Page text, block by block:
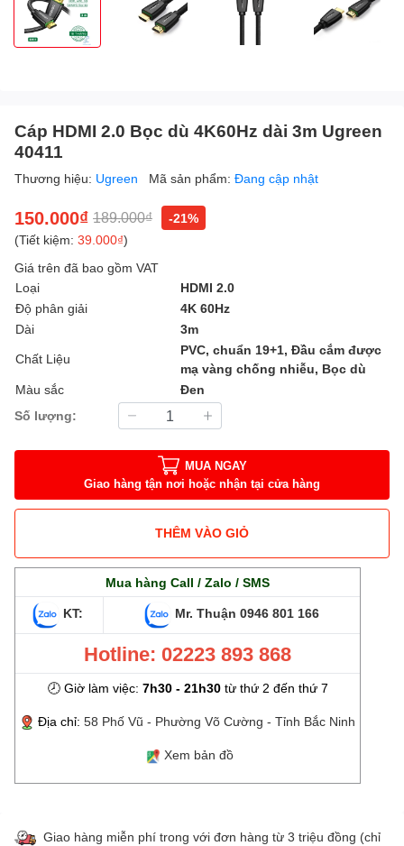
Cáp HDMI 2.0 Bọc dù 4K60Hz dài 3m Ugreen
40411
Thương hiệu: Ugreen Mã sản phẩm: Đang cập nhật
150.000₫ 189.000₫
-21%
(Tiết kiệm: 39.000₫)
Giá trên đã bao gồm VAT
Loại
HDMI 2.0
Độ phân giải
4K 60Hz
Dài
3m
Chất Liệu
PVC, chuẩn 19+1, Đầu cắm được
mạ vàng chống nhiễu, Bọc dù
Màu sắc
Đen
Số lượng:
MUA NGAY
Giao hàng tận nơi hoặc nhận tại cửa hàng
THÊM VÀO GIỎ
Mua hàng Call / Zalo / SMS
KT: Mr. Thuận 0946 801 166
Hotline: 02223 893 868
🕗 Giờ làm việc: 7h30 - 21h30từ thứ 2 đến thứ 7
Địa chỉ: 58 Phố Vũ - Phường Võ Cường - Tỉnh Bắc Ninh
Xem bản đồ
Giao hàng miễn phí trong với đơn hàng từ 3 triệu đồng (chỉ